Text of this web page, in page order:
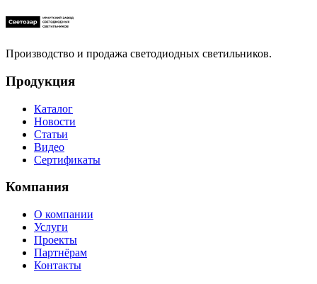
Производство и продажа светодиодных светильников.
Продукция
Каталог
Новости
Статьи
Видео
Сертификаты
Компания
О компании
Услуги
Проекты
Партнёрам
Контакты